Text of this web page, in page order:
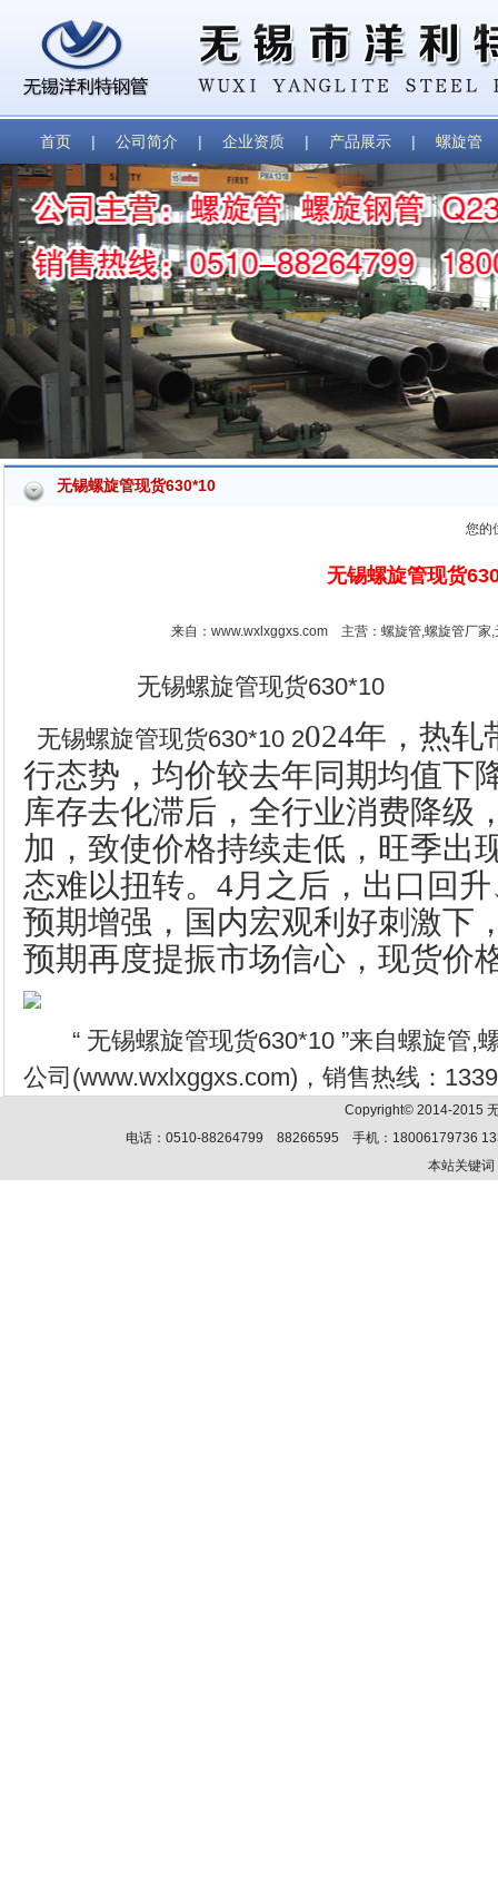
首页 | 公司简介 | 企业资质 | 产品展示 | 螺旋管
无锡螺旋管现货630*10
您的
无锡螺旋管现货
来自：www.wxlxggxs.com 主营： 螺旋管,螺旋管厂家
无锡螺旋管现货630*10
无锡螺旋管现货630*10 2024年，热轧
行态势，均价较去年同期均值下
库存去化滞后，全行业消费降级
加，致使价格持续走低，旺季出
态难以扭转。4月之后，出口回
预期增强，国内宏观利好刺激下
预期再度提振市场信心，现货价
“ 无锡螺旋管现货630*10 ”来自螺旋管,
公司(www.wxlxggxs.com)，销售热线：
Copyright© 2014-2015
电话：0510-88264799 88266595 手机：18006179736
本站关键词